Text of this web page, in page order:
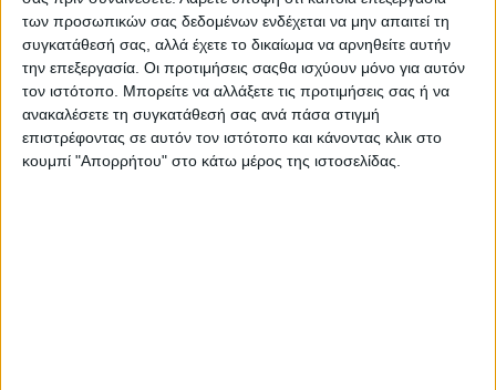
των προσωπικών σας δεδομένων ενδέχεται να μην απαιτεί τη
συγκατάθεσή σας, αλλά έχετε το δικαίωμα να αρνηθείτε αυτήν
την επεξεργασία. Οι προτιμήσεις σαςθα ισχύουν μόνο για αυτόν
τον ιστότοπο. Μπορείτε να αλλάξετε τις προτιμήσεις σας ή να
ανακαλέσετε τη συγκατάθεσή σας ανά πάσα στιγμή
επιστρέφοντας σε αυτόν τον ιστότοπο και κάνοντας κλικ στο
κουμπί "Απορρήτου" στο κάτω μέρος της ιστοσελίδας.
κατέκλυσε το χώρο του αεροδρομίου, αφού «η
αντιδραστική κυβέρνηση του Παναιτωλικού
αρνήθηκε να παραχωρήσει το γήπεδο». Δεκαοχτώ
χιλιάδες Αγρινιώτες, όπως αναφέρει η
εφημερίδα, παρά τη σχετική κακοκαιρία
συγκεντρώθηκε στο αεροδρόμιο και με